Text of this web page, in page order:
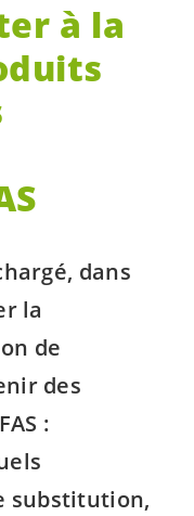
à la
dans
la
de
des
:
substitution,